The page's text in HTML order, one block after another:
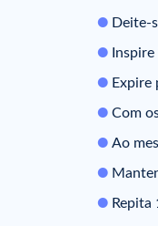
Deite-
Expire
Com
Ao
Repita